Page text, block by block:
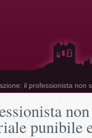
il professionista non
punibile